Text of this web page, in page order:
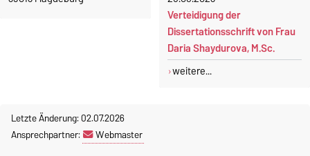
Verteidigung der
Dissertationsschrift von Frau
Daria Shaydurova, M.Sc.
weitere...
Letzte Änderung: 02.07.2026
Ansprechpartner:
Webmaster